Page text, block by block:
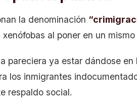
la denominación
al poner en un
pareciera ya estar dándose
los inmigrantes
respaldo social.